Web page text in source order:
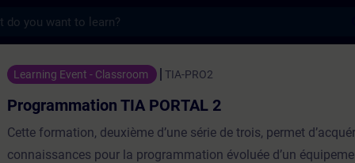
TIA PORTAL 2 - Formação -
Learning Event - Classroom TIA-PRO2
Programmation TIA PORTAL 2
Cette formation, deuxième d’une série de trois, permet
connaissances pour la programmation évoluée d’un